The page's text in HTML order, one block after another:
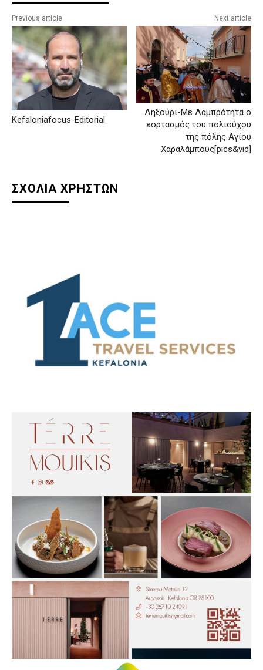
Previous article
Kefaloniafocus-Editorial
Next article
Ληξούρι-Με Λαμπρότητα ο
εορτασμός του πολιούχου
της πόλης Αγίου
Χαραλάμπους[pics&vid]
ΣΧΟΛΙΑ ΧΡΗΣΤΩΝ